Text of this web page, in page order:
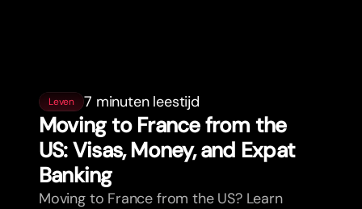
Leven 7 minuten leestijd
Moving to France from the
US: Visas, Money, and Expat
Banking
Moving to France from the US? Learn